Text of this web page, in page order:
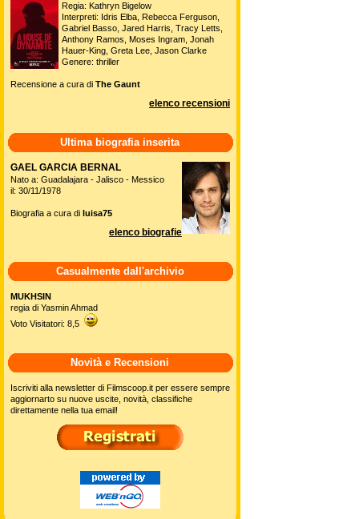
Regia: Kathryn Bigelow
Interpreti: Idris Elba, Rebecca Ferguson,
Gabriel Basso, Jared Harris, Tracy Letts,
Anthony Ramos, Moses Ingram, Jonah
Hauer-King, Greta Lee, Jason Clarke
Genere: thriller
Recensione a cura di The Gaunt
elenco recensioni
Ultima biografia inserita
GAEL GARCIA BERNAL
Nato a: Guadalajara - Jalisco - Messico
il: 30/11/1978
Biografia a cura di luisa75
elenco biografie
Casualmente dall'archivio
MUKHSIN
regia di Yasmin Ahmad
Voto Visitatori: 8,5
Novità e Recensioni
Iscriviti alla newsletter di Filmscoop.it per essere sempre
aggiornarto su nuove uscite, novità, classifiche
direttamente nella tua email!